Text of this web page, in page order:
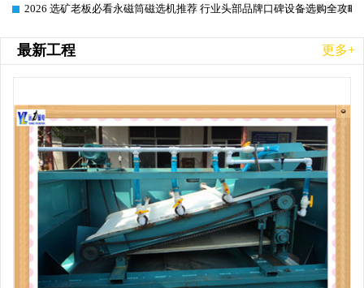
2026-06-24
2026 选矿老板必看永磁筒磁选机推荐 行业头部品牌口碑设备选购全攻略
最新工程 更多+